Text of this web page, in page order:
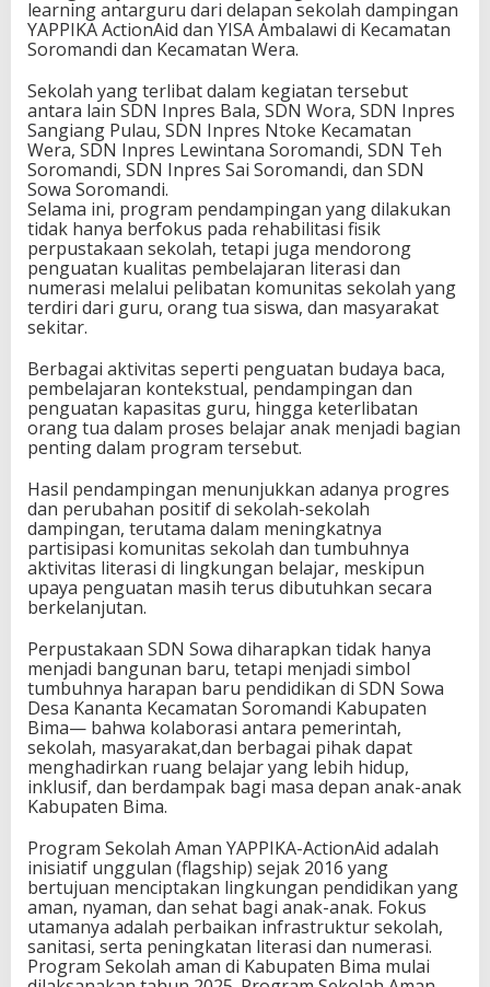
learning antarguru dari delapan sekolah dampingan
YAPPIKA ActionAid dan YISA Ambalawi di Kecamatan
Soromandi dan Kecamatan Wera.
Sekolah yang terlibat dalam kegiatan tersebut
antara lain SDN Inpres Bala, SDN Wora, SDN Inpres
Sangiang Pulau, SDN Inpres Ntoke Kecamatan
Wera, SDN Inpres Lewintana Soromandi, SDN Teh
Soromandi, SDN Inpres Sai Soromandi, dan SDN
Sowa Soromandi.
Selama ini, program pendampingan yang dilakukan
tidak hanya berfokus pada rehabilitasi fisik
perpustakaan sekolah, tetapi juga mendorong
penguatan kualitas pembelajaran literasi dan
numerasi melalui pelibatan komunitas sekolah yang
terdiri dari guru, orang tua siswa, dan masyarakat
sekitar.
Berbagai aktivitas seperti penguatan budaya baca,
pembelajaran kontekstual, pendampingan dan
penguatan kapasitas guru, hingga keterlibatan
orang tua dalam proses belajar anak menjadi bagian
penting dalam program tersebut.
Hasil pendampingan menunjukkan adanya progres
dan perubahan positif di sekolah-sekolah
dampingan, terutama dalam meningkatnya
partisipasi komunitas sekolah dan tumbuhnya
aktivitas literasi di lingkungan belajar, meskipun
upaya penguatan masih terus dibutuhkan secara
berkelanjutan.
Perpustakaan SDN Sowa diharapkan tidak hanya
menjadi bangunan baru, tetapi menjadi simbol
tumbuhnya harapan baru pendidikan di SDN Sowa
Desa Kananta Kecamatan Soromandi Kabupaten
Bima— bahwa kolaborasi antara pemerintah,
sekolah, masyarakat,dan berbagai pihak dapat
menghadirkan ruang belajar yang lebih hidup,
inklusif, dan berdampak bagi masa depan anak-anak
Kabupaten Bima.
Program Sekolah Aman YAPPIKA-ActionAid adalah
inisiatif unggulan (flagship) sejak 2016 yang
bertujuan menciptakan lingkungan pendidikan yang
aman, nyaman, dan sehat bagi anak-anak. Fokus
utamanya adalah perbaikan infrastruktur sekolah,
sanitasi, serta peningkatan literasi dan numerasi.
Program Sekolah aman di Kabupaten Bima mulai